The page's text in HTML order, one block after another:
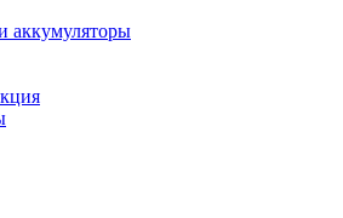
аккумуляторы